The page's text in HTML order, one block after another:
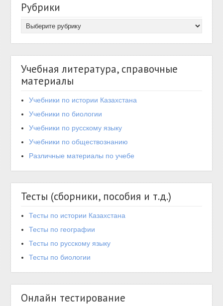
Рубрики
Учебная литература, справочные
материалы
Учебники по истории Казахстана
Учебники по биологии
Учебники по русскому языку
Учебники по обществознанию
Различные материалы по учебе
Тесты (сборники, пособия и т.д.)
Тесты по истории Казахстана
Тесты по географии
Тесты по русскому языку
Тесты по биологии
Онлайн тестирование